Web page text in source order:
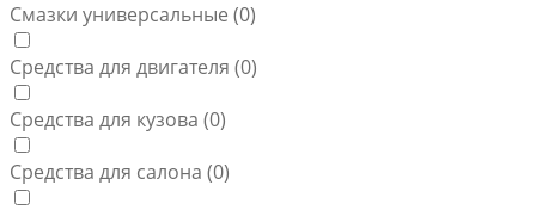
Смазки универсальные (0)
Средства для двигателя (0)
Средства для кузова (0)
Средства для салона (0)